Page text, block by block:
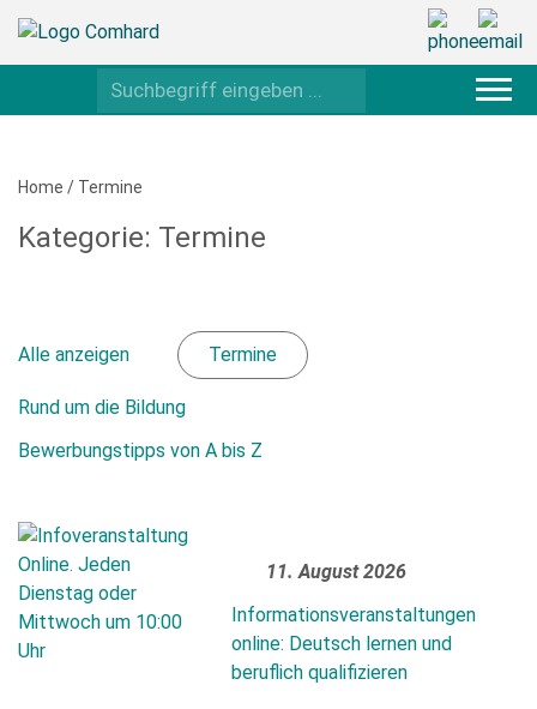
Home / Termine
Kategorie: Termine
Alle anzeigen Termine
Rund um die Bildung
Bewerbungstipps von A bis Z
11. August 2026
Informationsveranstaltungen
online: Deutsch lernen und
beruflich qualifizieren